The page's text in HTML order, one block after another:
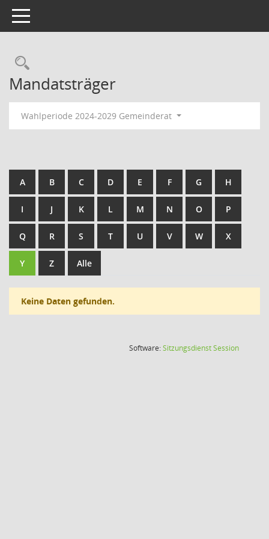
Toggle navigation
Rechercheauswahl
Mandatsträger
Wahlperiode 2024-2029 Gemeinderat
A B C D E F G H
I J K L M N O P
Q R S T U V W X
Y Z Alle
Keine Daten gefunden.
Software:SitzungsdienstSession(Wird in